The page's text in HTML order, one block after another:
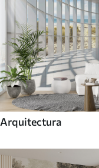
Arquitectura